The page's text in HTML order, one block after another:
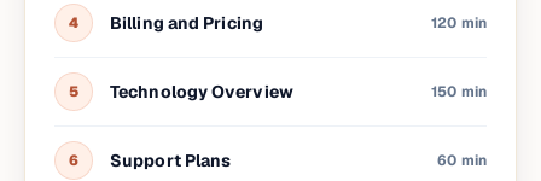
4 Billing and Pricing 120 min
5 Technology Overview 150 min
6 Support Plans 60 min